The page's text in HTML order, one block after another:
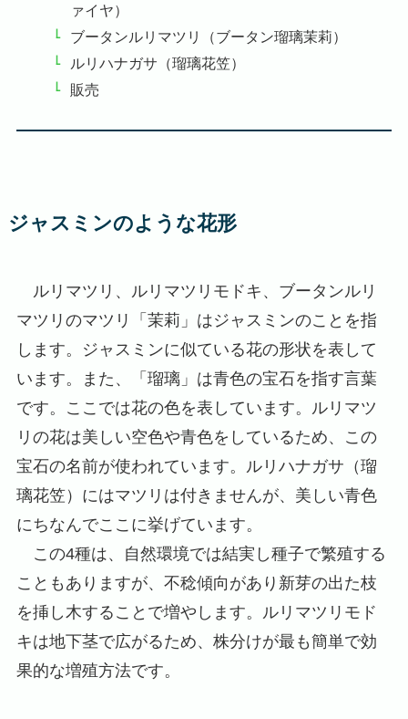
ァイヤ）
ブータンルリマツリ（ブータン瑠璃茉莉）
ルリハナガサ（瑠璃花笠）
販売
ジャスミンのような花形
ルリマツリ、ルリマツリモドキ、ブータンルリ
マツリのマツリ「茉莉」はジャスミンのことを指
します。ジャスミンに似ている花の形状を表して
います。また、「瑠璃」は青色の宝石を指す言葉
です。ここでは花の色を表しています。ルリマツ
リの花は美しい空色や青色をしているため、この
宝石の名前が使われています。ルリハナガサ（瑠
璃花笠）にはマツリは付きませんが、美しい青色
にちなんでここに挙げています。
この4種は、自然環境では結実し種子で繁殖する
こともありますが、不稔傾向があり新芽の出た枝
を挿し木することで増やします。ルリマツリモド
キは地下茎で広がるため、株分けが最も簡単で効
果的な増殖方法です。